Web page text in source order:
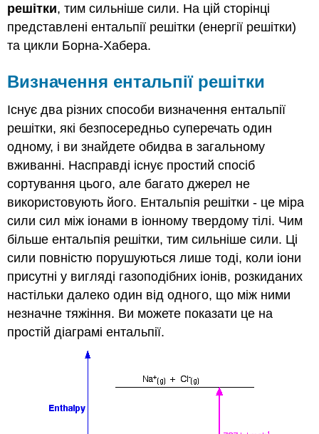
решітки, тим сильніше сили. На цій сторінці
представлені ентальпії решітки (енергії решітки)
та цикли Борна-Хабера.
Визначення ентальпії решітки
Існує два різних способи визначення ентальпії
решітки, які безпосередньо суперечать один
одному, і ви знайдете обидва в загальному
вживанні. Насправді існує простий спосіб
сортування цього, але багато джерел не
використовують його. Ентальпія решітки - це міра
сили сил між іонами в іонному твердому тілі. Чим
більше ентальпія решітки, тим сильніше сили. Ці
сили повністю порушуються лише тоді, коли іони
присутні у вигляді газоподібних іонів, розкиданих
настільки далеко один від одного, що між ними
незначне тяжіння. Ви можете показати це на
простій діаграмі ентальпії.